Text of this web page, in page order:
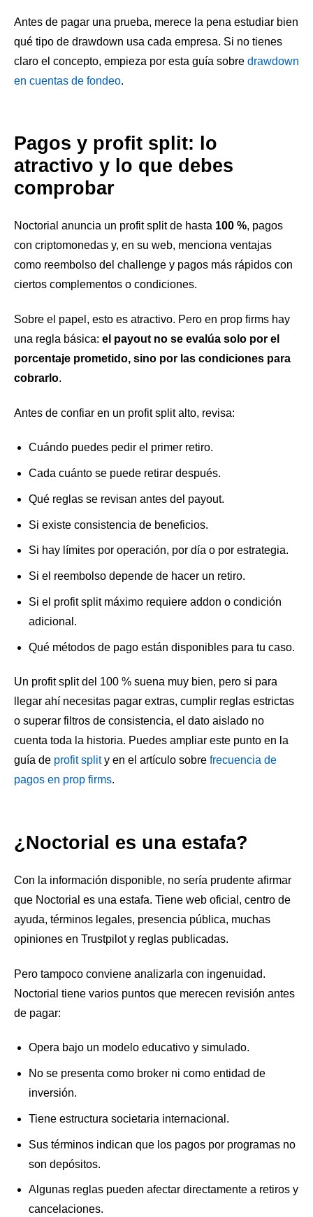
Antes de pagar una prueba, merece la pena estudiar bien
qué tipo de drawdown usa cada empresa. Si no tienes
claro el concepto, empieza por esta guía sobre drawdown
en cuentas de fondeo.
Pagos y profit split: lo
atractivo y lo que debes
comprobar
Noctorial anuncia un profit split de hasta 100 %, pagos
con criptomonedas y, en su web, menciona ventajas
como reembolso del challenge y pagos más rápidos con
ciertos complementos o condiciones.
Sobre el papel, esto es atractivo. Pero en prop firms hay
una regla básica: el payout no se evalúa solo por el
porcentaje prometido, sino por las condiciones para
cobrarlo.
Antes de confiar en un profit split alto, revisa:
Cuándo puedes pedir el primer retiro.
Cada cuánto se puede retirar después.
Qué reglas se revisan antes del payout.
Si existe consistencia de beneficios.
Si hay límites por operación, por día o por estrategia.
Si el reembolso depende de hacer un retiro.
Si el profit split máximo requiere addon o condición
adicional.
Qué métodos de pago están disponibles para tu caso.
Un profit split del 100 % suena muy bien, pero si para
llegar ahí necesitas pagar extras, cumplir reglas estrictas
o superar filtros de consistencia, el dato aislado no
cuenta toda la historia. Puedes ampliar este punto en la
guía de profit splity en el artículo sobre frecuencia de
pagos en prop firms.
¿Noctorial es una estafa?
Con la información disponible, no sería prudente afirmar
que Noctorial es una estafa. Tiene web oficial, centro de
ayuda, términos legales, presencia pública, muchas
opiniones en Trustpilot y reglas publicadas.
Pero tampoco conviene analizarla con ingenuidad.
Noctorial tiene varios puntos que merecen revisión antes
de pagar:
Opera bajo un modelo educativo y simulado.
No se presenta como broker ni como entidad de
inversión.
Tiene estructura societaria internacional.
Sus términos indican que los pagos por programas no
son depósitos.
Algunas reglas pueden afectar directamente a retiros y
cancelaciones.